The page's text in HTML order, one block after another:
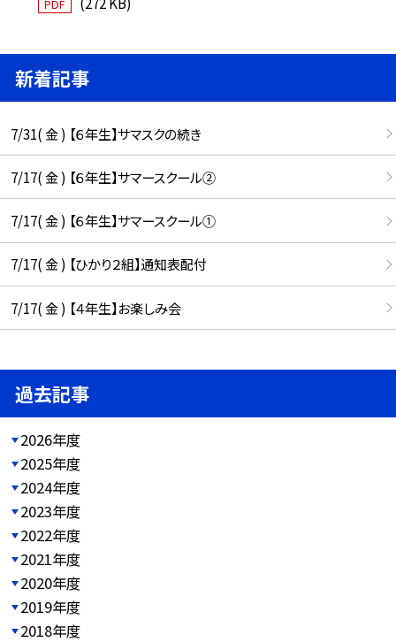
PDF
新着記事
7/31( 金 ) 【６年生】サマスクの続き
7/17( 金 ) 【６年生】サマースクール②
7/17( 金 ) 【６年生】サマースクール①
7/17( 金 ) 【ひかり２組】通知表配付
7/17( 金 ) 【４年生】お楽しみ会
過去記事
2026年度
2025年度
2024年度
2023年度
2022年度
2021年度
2020年度
2019年度
2018年度